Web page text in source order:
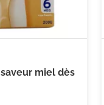
miel dès